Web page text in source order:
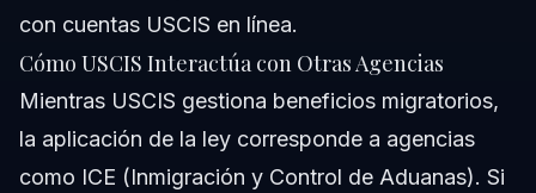
con cuentas USCIS en línea.
Cómo USCIS Interactúa con Otras Agencias
Mientras USCIS gestiona beneficios migratorios,
la aplicación de la ley corresponde a agencias
como ICE (Inmigración y Control de Aduanas). Si